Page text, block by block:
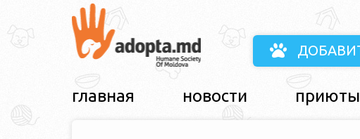
главная новости